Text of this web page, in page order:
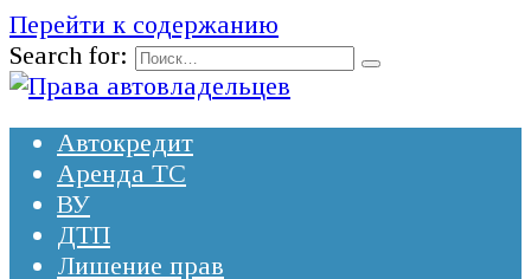
Перейти к содержанию
Search for:
Автокредит
Аренда ТС
ВУ
ДТП
Лишение прав